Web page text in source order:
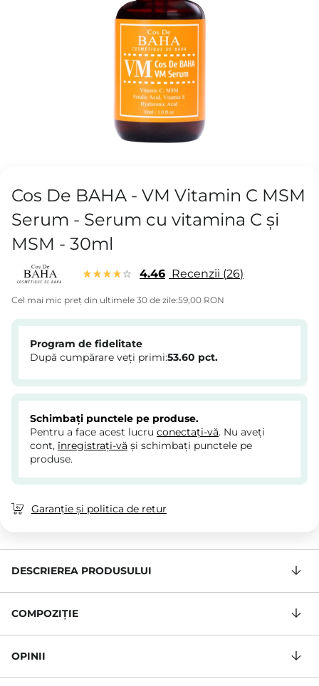
Cos De BAHA - VM Vitamin C MSM
Serum - Serum cu vitamina C și
MSM - 30ml
4.46 Recenzii 26
Cel mai mic preț din ultimele 30 de zile:59,00 RON
Program de fidelitate
După cumpărare veți primi:53.60 pct.
Schimbați punctele pe produse.
Pentru a face acest lucru conectați-vă. Nu aveți
cont, înregistrați-vă și schimbați punctele pe
produse.
Garanție și politica de retur
DESCRIEREA PRODUSULUI
COMPOZIŢIE
OPINII